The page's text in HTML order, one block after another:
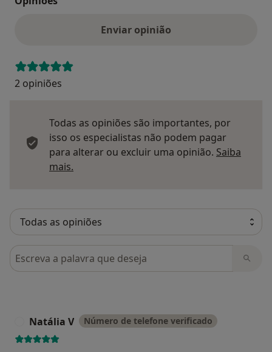
Enviar opinião
2 opiniões
Todas as opiniões são importantes, por
isso os especialistas não podem pagar
para alterar ou excluir uma opinião. Saiba
mais.
Pesquisar em opiniões
Natália V Número de telefone verificado